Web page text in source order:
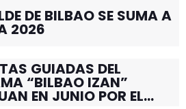
DE BILBAO SE SUMA A
2026
GUIADAS DEL
“BILBAO IZAN”
EN JUNIO POR EL